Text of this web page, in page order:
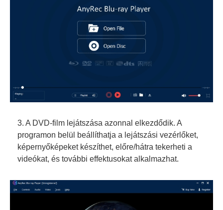
3. A DVD-film lejátszása azonnal elkezdődik. A
programon belül beállíthatja a lejátszási vezérlőket,
képernyőképeket készíthet, előre/hátra tekerheti a
videókat, és további effektusokat alkalmazhat.